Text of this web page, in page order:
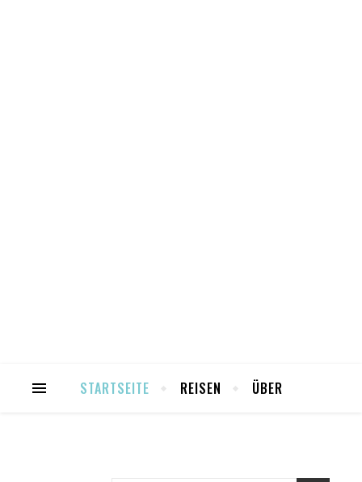
STARTSEITE REISEN ÜBER